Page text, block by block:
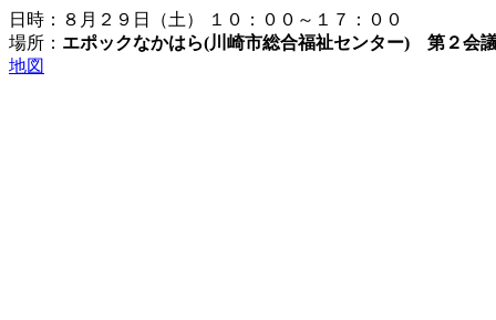
日時：８月２９日（土） １０：００～１７：００
場所： エポックなかはら(川崎市総合福祉センター) 第２会
地図